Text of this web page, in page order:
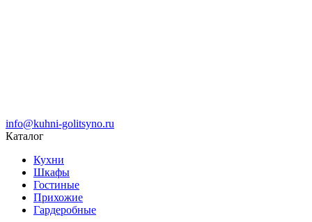
info@kuhni-golitsyno.ru
Каталог
Кухни
Шкафы
Гостиные
Прихожие
Гардеробные